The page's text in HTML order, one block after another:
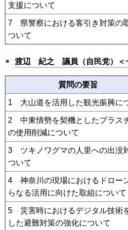
支援について
7 県警察における客引き対策の
ついて
渡辺 紀之 議員（自民党）＜
質問の要旨
1 大山道を活用した観光振興に
2 中東情勢を契機としたプラス
の使用削減について
3 ツキノワグマの人里への出没
ついて
4 神奈川の現場におけるドロー
らなる活用に向けた取組について
5 災害時におけるデジタル技術
した避難対策の強化について